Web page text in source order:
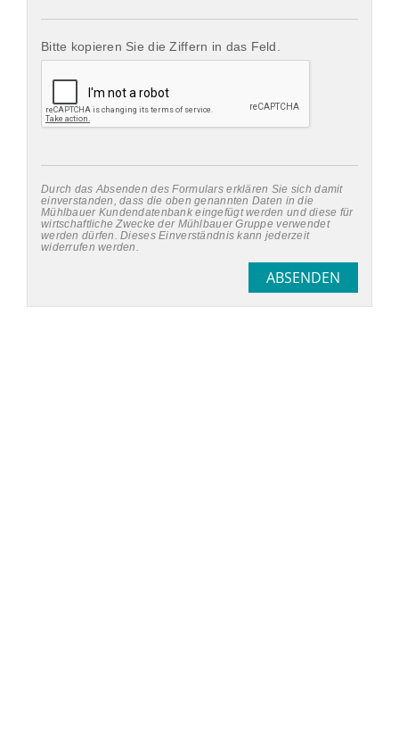
Bitte kopieren Sie die Ziffern in das Feld.
Durch das Absenden des Formulars erklären Sie sich damit
einverstanden, dass die oben genannten Daten in die
Mühlbauer Kundendatenbank eingefügt werden und diese für
wirtschaftliche Zwecke der Mühlbauer Gruppe verwendet
werden dürfen. Dieses Einverständnis kann jederzeit
widerrufen werden.
ABSENDEN